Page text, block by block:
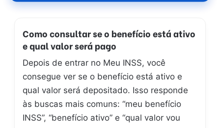
Como consultar se o benefício está ativo
e qual valor será pago
Depois de entrar no Meu INSS, você
consegue ver se o benefício está ativo e
qual valor será depositado. Isso responde
às buscas mais comuns: “meu benefício
INSS”, “benefício ativo” e “qual valor vou